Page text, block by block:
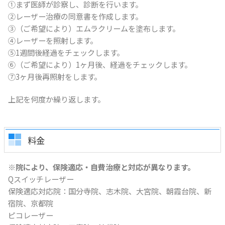
①まず医師が診察し、診断を行います。
②レーザー治療の同意書を作成します。
③（ご希望により）エムラクリームを塗布します。
④レーザーを照射します。
⑤1週間後経過をチェックします。
⑥（ご希望により）1ヶ月後、経過をチェックします。
⑦3ヶ月後再照射をします。
上記を何度か繰り返します。
料金
※院により、保険適応・自費治療と対応が異なります。
Qスイッチレーザー
保険適応対応院：国分寺院、志木院、大宮院、朝霞台院、新
宿院、京都院
ピコレーザー